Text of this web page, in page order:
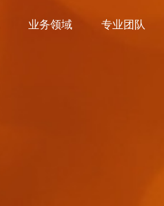
业务领域 专业团队